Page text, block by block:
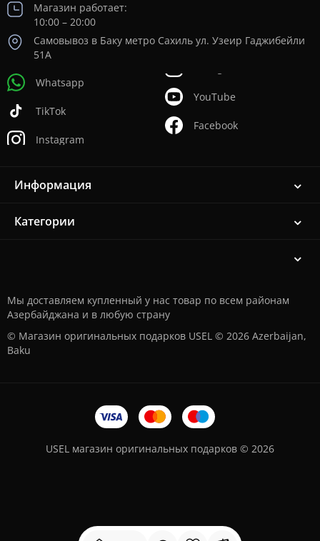
Магазин работает:
10:00 – 20:00
Самовывоз в Баку метро Сахиль ул. Узеир Гаджибейли
51А
Whatsapp
TikTok
Instagram
YouTube
Facebook
Информация
Категории
Мы доставляем купленный у нас товар по всем районам
Азербайджана и в любую страну
© Магазин оригинальных подарков USEL © 2026 Azerbaijan,
Baku
USEL магазин оригинальных подарков © 2026